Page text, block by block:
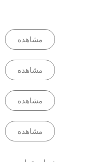
مشاهده
مشاهده
مشاهده
مشاهده